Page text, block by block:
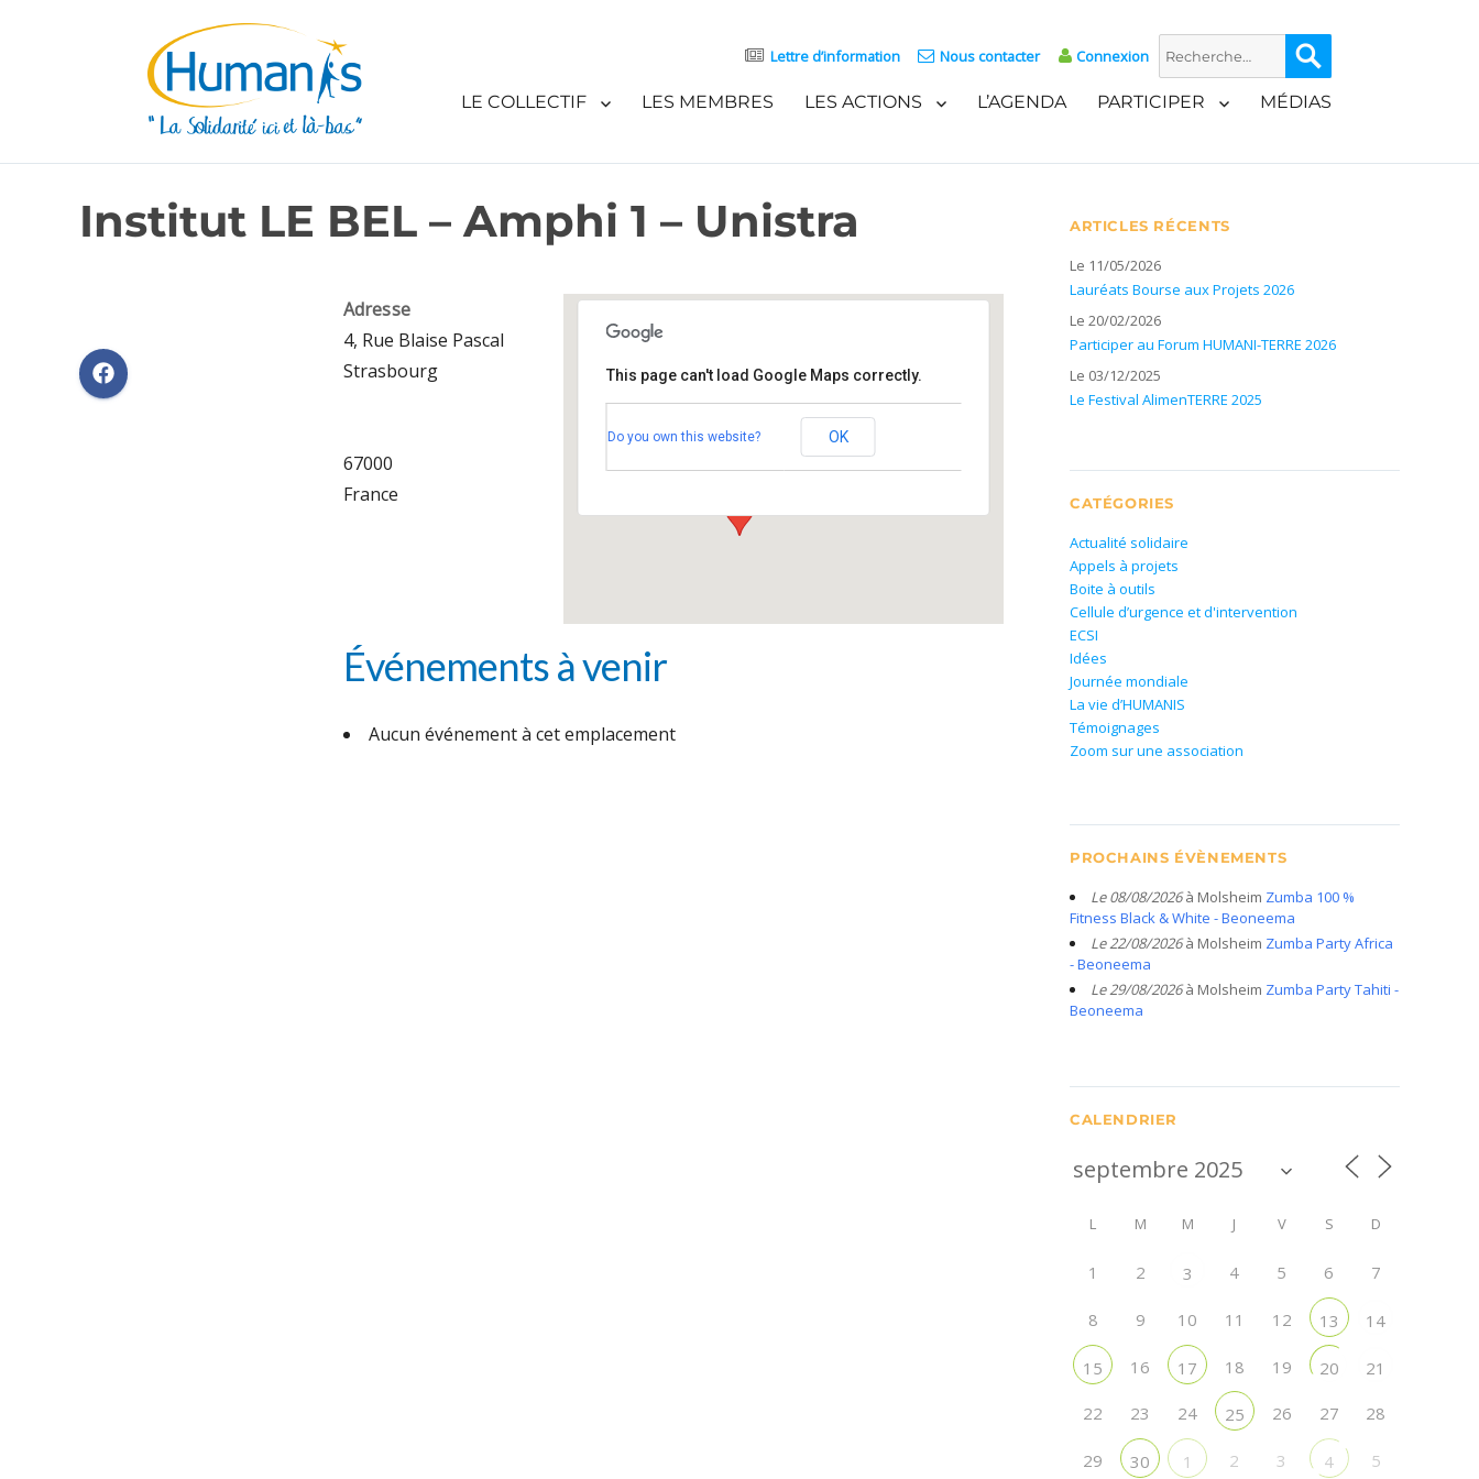
Lettre d’information Nous contacter Connexion
Recherche
pour :
LE COLLECTIF LES MEMBRES LES ACTIONS L’AGENDA PARTICIPER MÉDIAS
Institut LE BEL – Amphi 1 – Unistra
Institut LE BEL – Amphi 1 – Unistra
4, Rue Blaise Pascal - Strasbourg
This page can't load Google Maps correctly.
Do you own this website? OK
Adresse
4, Rue Blaise Pascal
Strasbourg
67000
France
Événements à venir
Aucun événement à cet emplacement
ARTICLES RÉCENTS
Le 11/05/2026
Lauréats Bourse aux Projets 2026
Le 20/02/2026
Participer au Forum HUMANI-TERRE 2026
Le 03/12/2025
Le Festival AlimenTERRE 2025
CATÉGORIES
Actualité solidaire
Appels à projets
Boite à outils
Cellule d’urgence et d'intervention
ECSI
Idées
Journée mondiale
La vie d’HUMANIS
Témoignages
Zoom sur une association
PROCHAINS ÉVÈNEMENTS
Le 08/08/2026à Molsheim Zumba 100 %
Fitness Black & White - Beoneema
Le 22/08/2026à Molsheim Zumba Party Africa
- Beoneema
Le 29/08/2026à Molsheim Zumba Party Tahiti -
Beoneema
CALENDRIER
L M M J V S D
1 2 3 4 5 6 7
8 9 10 11 12 13 14
15 16 17 18 19 20 21
22 23 24 25 26 27 28
29 30 1 2 3 4 5